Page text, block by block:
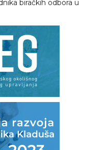
biračkih odbora u